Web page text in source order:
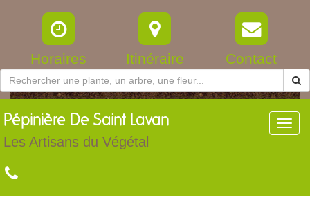
Horaires Itinéraire Contact
Pépinière De Saint Lavan
Les Artisans du Végétal